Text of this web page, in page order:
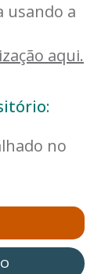
usando a
aqui.
no